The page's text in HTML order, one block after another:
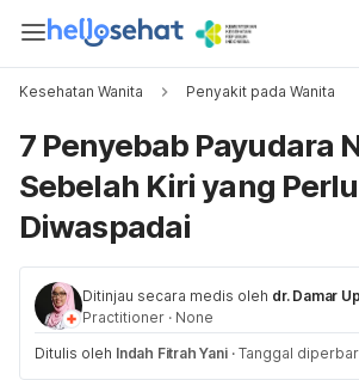
Kesehatan Wanita Penyakit pada Wanita
7 Penyebab Payudara
Sebelah Kiri yang Perlu
Diwaspadai
Ditinjau secara medis oleh dr. Damar
Practitioner · None
Ditulis oleh Indah Fitrah Yani · Tanggal